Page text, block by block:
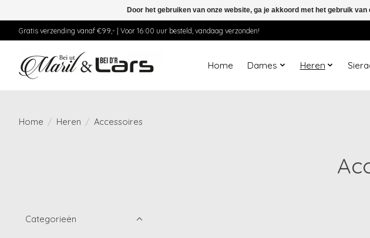
Gratis verzending vanaf €99,- | Voor 16:00 uur besteld, vandaag verzonden!
Home Dames Heren
Home / Heren / Accessoires
Categorieën
Door het gebruiken van onze website, ga je akkoord met het gebruik